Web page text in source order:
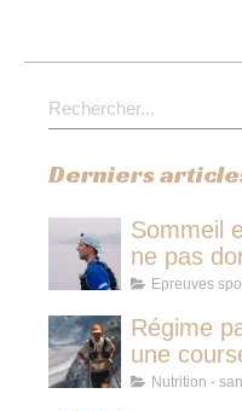
Rechercher
Derniers
Sommeil
ne pas
plus de
Epreuves
Régime
une
protocole
Nutrition -